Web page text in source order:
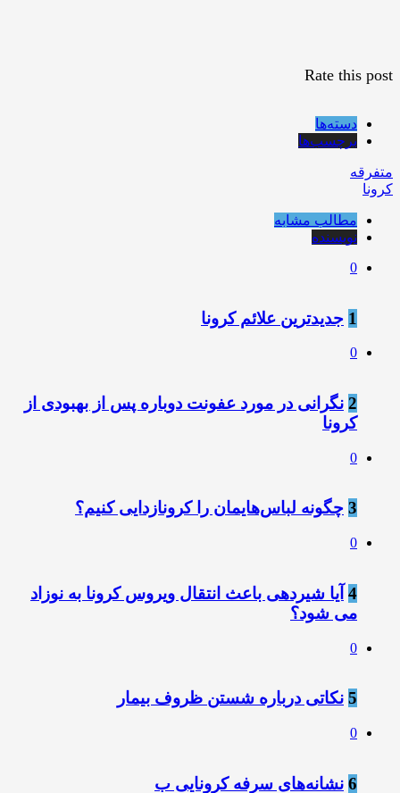
Rate this post
دسته‌ها
برچسب‌ها
متفرقه
کرونا
مطالب مشابه
نویسنده
0
1 جدیدترین علائم کرونا
0
2 ️نگرانی در مورد عفونت دوباره پس از بهبودی از
کرونا
0
3 ️چگونه لباس‌هایمان را کرونازدایی کنیم؟
0
4 ️آیا شیردهی باعث انتقال ویروس کرونا به نوزاد
می شود؟
0
5 ️نکاتی درباره شستن ظروف بیمار
0
6 ️نشانه‌های سرفه کرونایی ب